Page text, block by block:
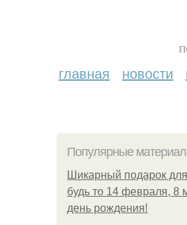
главная новости
Популярные
Шикарный подарок
будь то 14 февраля, 8
день рождения!